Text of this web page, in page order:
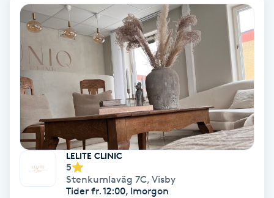
MicroPen
Microshading
Mixfransar
Nagelförlängning
Nagelförlängning akryl
LELITE CLINIC
5
Stenkumlaväg 7C, Visby
Tider fr. 12:00, Imorgon